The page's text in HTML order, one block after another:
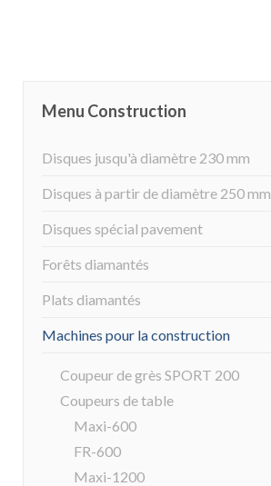
Menu Construction
Disques jusqu'à diamètre 230 mm
Disques à partir de diamètre 250 mm
Disques spécial pavement
Forêts diamantés
Plats diamantés
Machines pour la construction
Coupeur de grès SPORT 200
Coupeurs de table
Maxi-600
FR-600
Maxi-1200